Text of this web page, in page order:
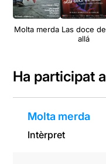
Molta merda Las doce de
allá
Ha participat a
Molta merda
Intèrpret